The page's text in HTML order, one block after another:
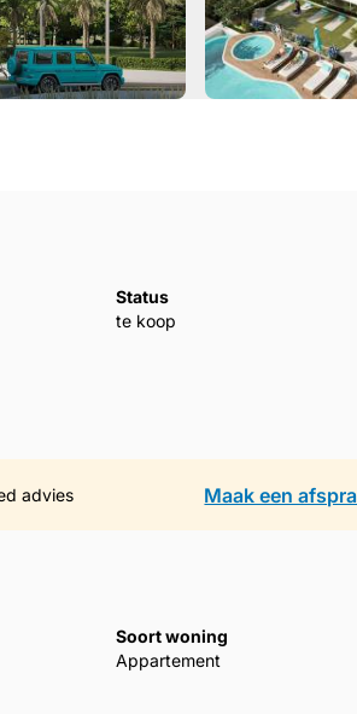
Status
te koop
advies Maak een
Soort woning
Appartement